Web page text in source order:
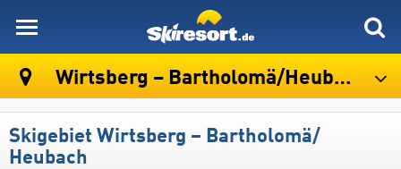
Wirtsberg – Bartholomä/​Heubach
Skigebiet Wirtsberg – Bartholomä/​
Heubach